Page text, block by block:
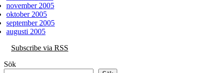
november 2005
oktober 2005
september 2005
augusti 2005
Subscribe via RSS
Sök